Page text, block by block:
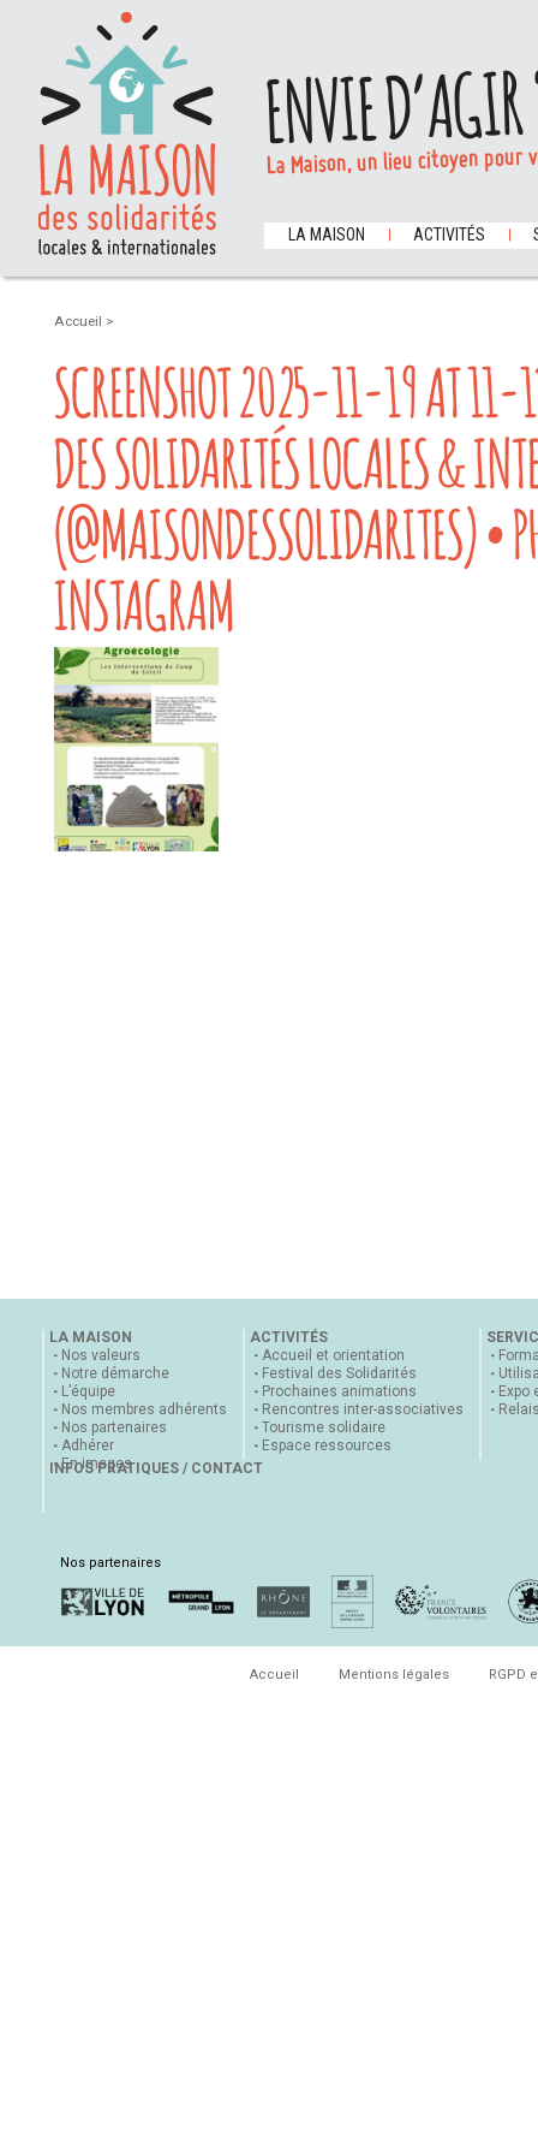
ENVIE
La Maison, un lieu citoyen
LA MAISON ACTIVITÉS
Accueil >
SCREENSHOT 2025-11-19 AT
DES SOLIDARITÉS LOCALES &
(@MAISONDESSOLIDARITES) •
INSTAGRAM
LA MAISON
Nos valeurs
Notre démarche
L’équipe
Nos membres adhérents
Nos partenaires
Adhérer
En images
ACTIVITÉS
Accueil et orientation
Festival des Solidarités
Prochaines animations
Rencontres inter-associatives
Tourisme solidaire
Espace ressources
Expo
INFOS PRATIQUES / CONTACT
Nos partenaires
Accueil Mentions légales RGPD